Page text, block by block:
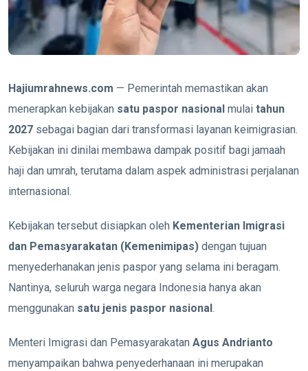
Hajiumrahnews.com — Pemerintah memastikan akan
menerapkan kebijakan satu paspor nasional mulai tahun
2027 sebagai bagian dari transformasi layanan keimigrasian.
Kebijakan ini dinilai membawa dampak positif bagi jamaah
haji dan umrah, terutama dalam aspek administrasi perjalanan
internasional.
Kebijakan tersebut disiapkan oleh Kementerian Imigrasi
dan Pemasyarakatan (Kemenimipas) dengan tujuan
menyederhanakan jenis paspor yang selama ini beragam.
Nantinya, seluruh warga negara Indonesia hanya akan
menggunakan satu jenis paspor nasional.
Menteri Imigrasi dan Pemasyarakatan Agus Andrianto
menyampaikan bahwa penyederhanaan ini merupakan